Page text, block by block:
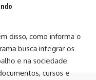
como objetivo distribuir
disso, como informa o
busca integrar os
e na sociedade
cursos e
Reação do Mercado à Política Fiscal